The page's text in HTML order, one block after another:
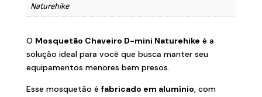
Naturehike
O Mosquetão Chaveiro D-mini Naturehike é a
solução ideal para você que busca manter seu
equipamentos menores bem presos.
Esse mosquetão é fabricado em alumínio, com